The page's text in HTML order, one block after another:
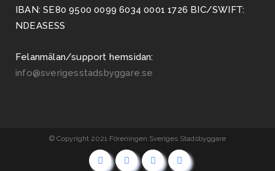
IBAN: SE80 9500 0099 6034 0001 1726 BIC/SWIFT:
NDEASESS
Felanmälan/support hemsidan:
info@sverigesstadsbyggare.se
© Copyright 2021 Föreningen Sveriges Stadsbyggare